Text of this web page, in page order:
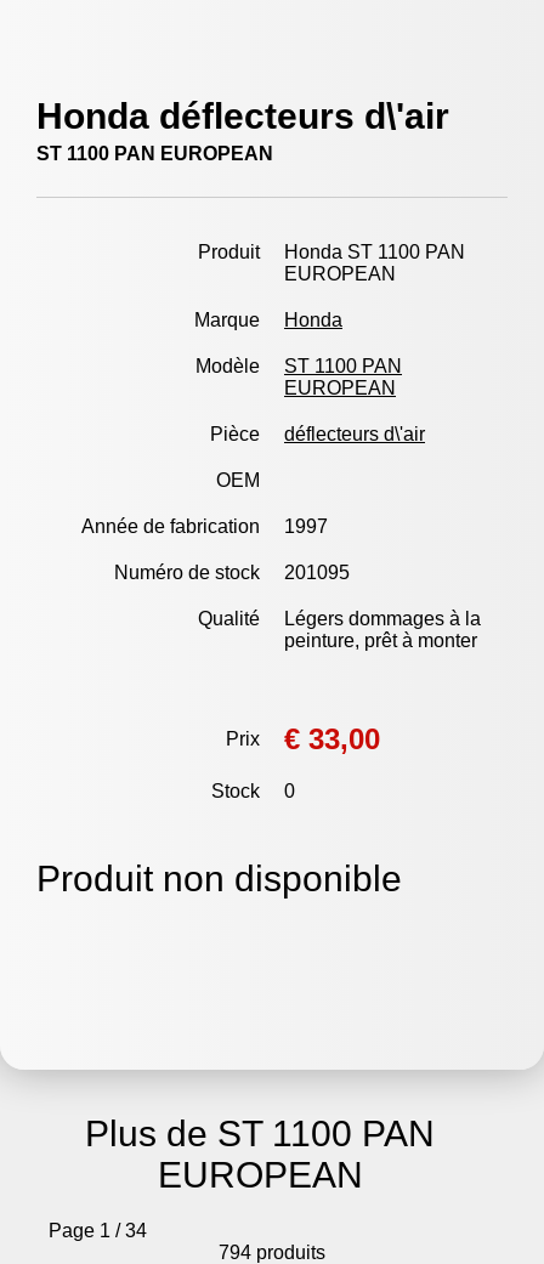
Honda déflecteurs d\'air
ST 1100 PAN EUROPEAN
Produit
Honda ST 1100 PAN
EUROPEAN
Marque Honda
Modèle
ST 1100 PAN
EUROPEAN
Pièce déflecteurs d\'air
OEM
Année de fabrication 1997
Numéro de stock 201095
Qualité
Légers dommages à la
peinture, prêt à monter
Prix € 33,00
Stock 0
Produit non disponible
Plus de ST 1100 PAN
EUROPEAN
Page 1 / 34
794 produits